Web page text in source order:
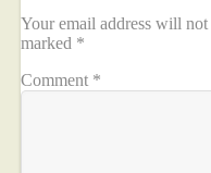
Your email address will not
marked *
Comment *